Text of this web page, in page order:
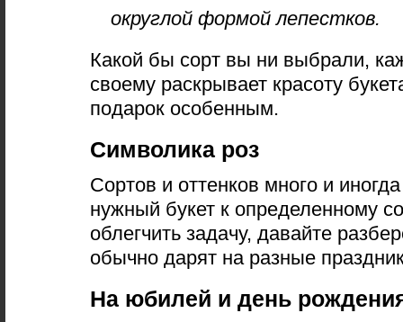
округлой формой лепестков.
Какой бы сорт вы ни выбрали,
своему раскрывает красоту
подарок особенным.
Символика роз
Сортов и оттенков много и
нужный букет к определенному
облегчить задачу, давайте
обычно дарят на разные
На юбилей и день